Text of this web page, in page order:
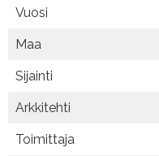
Vuosi
Maa
Sijainti
Arkkitehti
Toimittaja